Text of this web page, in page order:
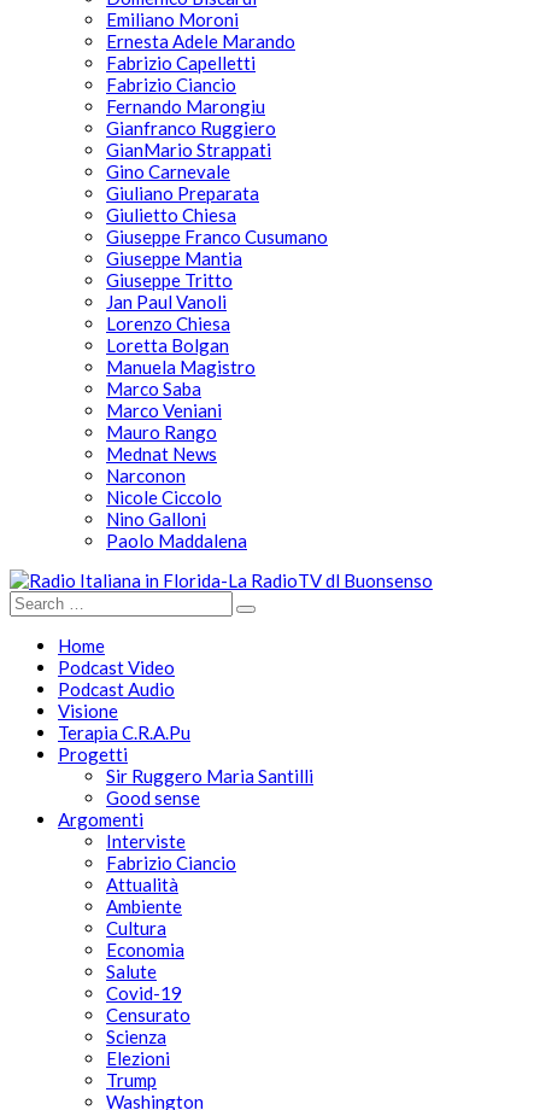
Emiliano Moroni
Ernesta Adele Marando
Fabrizio Capelletti
Fabrizio Ciancio
Fernando Marongiu
Gianfranco Ruggiero
GianMario Strappati
Gino Carnevale
Giuliano Preparata
Giulietto Chiesa
Giuseppe Franco Cusumano
Giuseppe Mantia
Giuseppe Tritto
Jan Paul Vanoli
Lorenzo Chiesa
Loretta Bolgan
Manuela Magistro
Marco Saba
Marco Veniani
Mauro Rango
Mednat News
Narconon
Nicole Ciccolo
Nino Galloni
Paolo Maddalena
Home
Podcast Video
Podcast Audio
Visione
Terapia C.R.A.Pu
Progetti
Sir Ruggero Maria Santilli
Good sense
Argomenti
Interviste
Fabrizio Ciancio
Attualità
Ambiente
Cultura
Economia
Salute
Covid-19
Censurato
Scienza
Elezioni
Trump
Washington